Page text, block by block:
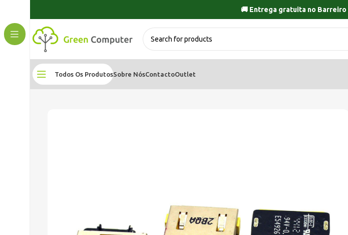
🚚 Entrega gratuita no Barreiro
Todos Os ProdutosSobre NósContactoOutlet